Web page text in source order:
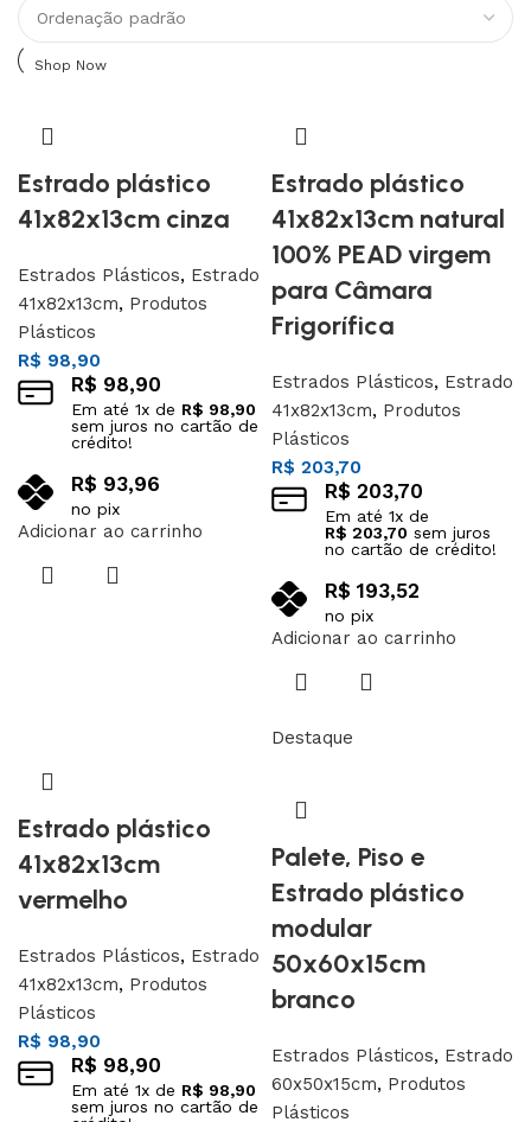
Discount 10%
Shop Now
Estrado plástico
41x82x13cm cinza
Estrados Plásticos, Estrado
41x82x13cm, Produtos
Plásticos
R$ 98,90
R$ 98,90
Em até 1x de R$ 98,90
sem juros no cartão de
crédito!
R$ 93,96
no pix
Adicionar ao carrinho
Estrado plástico
41x82x13cm natural
100% PEAD virgem
para Câmara
Frigorífica
Estrados Plásticos, Estrado
41x82x13cm, Produtos
Plásticos
R$ 203,70
R$ 203,70
Em até 1x de
R$ 203,70 sem juros
no cartão de crédito!
R$ 193,52
no pix
Adicionar ao carrinho
Estrado plástico
41x82x13cm
vermelho
Estrados Plásticos, Estrado
41x82x13cm, Produtos
Plásticos
R$ 98,90
R$ 98,90
Em até 1x de R$ 98,90
sem juros no cartão de
Destaque
Palete, Piso e
Estrado plástico
modular
50x60x15cm
branco
Estrados Plásticos, Estrado
60x50x15cm, Produtos
Plásticos